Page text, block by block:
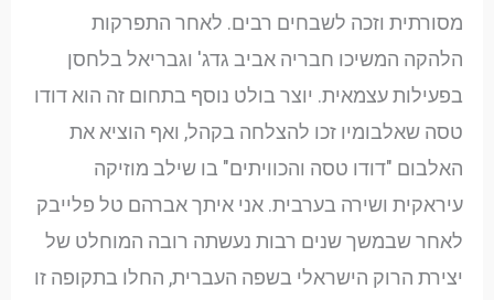
מסורתית וזכה לשבחים רבים. לאחר התפרקות
הלהקה המשיכו חבריה אביב גדג' וגבריאל בלחסן
בפעילות עצמאית. יוצר בולט נוסף בתחום זה הוא דודו
טסה שאלבומיו זכו להצלחה בקהל, ואף הוציא את
האלבום "דודו טסה והכוויתים" בו שילב מוזיקה
עיראקית ושירה בערבית. אני איתך אברהם טל פלייבק
לאחר שבמשך שנים רבות נעשתה רובה המוחלט של
יצירת הרוק הישראלי בשפה העברית, החלו בתקופה זו